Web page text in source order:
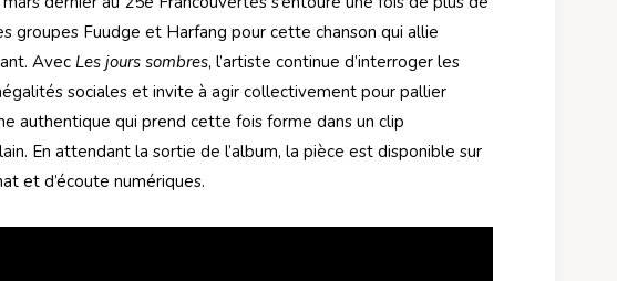
groupes Fuudge et Harfang pour cette chanson qui allie
AvecLes jours sombres, l’artiste continue d’interroger les
sociales et invite à agir collectivement pour pallier
authentique qui prend cette fois forme dans un clip
En attendant la sortie de l’album, la pièce est disponible sur
et d’écoute numériques.